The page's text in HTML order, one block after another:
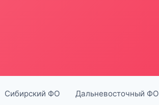
Сибирский ФО Дальневосточный ФО